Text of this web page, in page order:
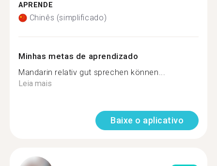
APRENDE
Chinês (simplificado)
Minhas metas de aprendizado
Mandarin relativ gut sprechen können...
Leia mais
Baixe o aplicativo